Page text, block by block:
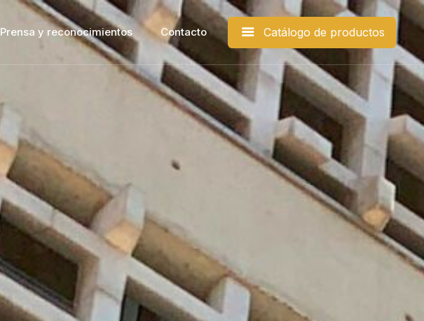
Prensa y reconocimientos​ Contacto Catálogo de productos